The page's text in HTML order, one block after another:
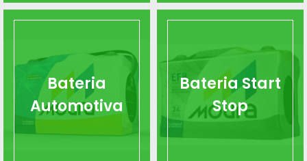
Bateria
Automotiva
Bateria Start
Stop